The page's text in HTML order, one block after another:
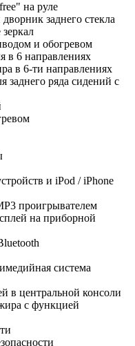
на руле
заднего стекла
и обогревом
в 6 направлениях
в 6-ти направлениях
заднего ряда сидений с
и iPod / iPhone
проигрывателем
на приборной
система
в центральной консоли
с функцией